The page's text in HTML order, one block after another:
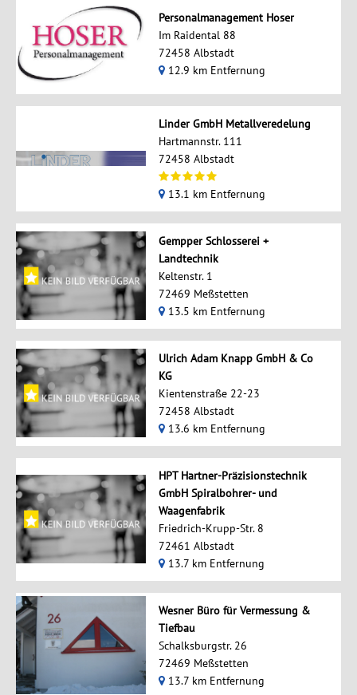
Personalmanagement Hoser
Im Raidental 88
72458 Albstadt
12.9 km Entfernung
Linder GmbH Metallveredelung
Hartmannstr. 111
72458 Albstadt
13.1 km Entfernung
Gempper Schlosserei +
Landtechnik
Keltenstr. 1
72469 Meßstetten
13.5 km Entfernung
Ulrich Adam Knapp GmbH & Co
KG
Kientenstraße 22-23
72458 Albstadt
13.6 km Entfernung
HPT Hartner-Präzisionstechnik
GmbH Spiralbohrer- und
Waagenfabrik
Friedrich-Krupp-Str. 8
72461 Albstadt
13.7 km Entfernung
Wesner Büro für Vermessung &
Tiefbau
Schalksburgstr. 26
72469 Meßstetten
13.7 km Entfernung